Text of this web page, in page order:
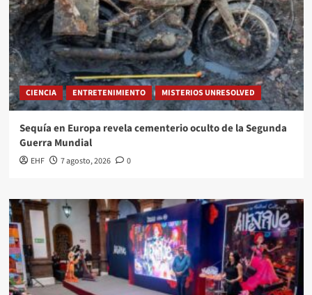
CIENCIA ENTRETENIMIENTO MISTERIOS UNRESOLVED
Sequía en Europa revela cementerio oculto de la Segunda
Guerra Mundial
EHF 7 agosto, 2026 0